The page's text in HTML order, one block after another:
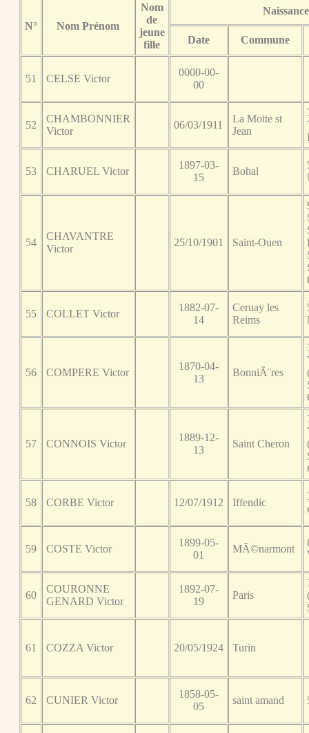
N° Nom Prénom
Nom
de
jeune
fille
Naissance
Date Commune
51 CELSE Victor
0000-00-
00
52
CHAMBONNIER
Victor
06/03/1911
La Motte st
Jean
53 CHARUEL Victor
1897-03-
15
Bohal
54
CHAVANTRE
Victor
25/10/1901 Saint-Ouen
55 COLLET Victor
1882-07-
14
Ceruay les
Reims
56 COMPERE Victor
1870-04-
13
BonniÃ¨res
57 CONNOIS Victor
1889-12-
13
Saint Cheron
58 CORBE Victor 12/07/1912 Iffendic
59 COSTE Victor
1899-05-
01
MÃ©narmont
60
COURONNE
GENARD Victor
1892-07-
19
Paris
61 COZZA Victor 20/05/1924 Turin
62 CUNIER Victor
1858-05-
05
saint amand